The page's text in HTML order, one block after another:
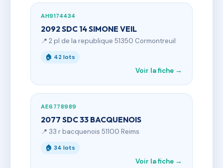
AH9174434
2092 SDC 14 SIMONE VEIL
📍 2 pl de la republique 51350 Cormontreuil
🏠 42 lots
Voir la fiche →
AE6778989
2077 SDC 33 BACQUENOIS
📍 33 r bacquenois 51100 Reims
🏠 34 lots
Voir la fiche →